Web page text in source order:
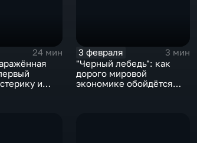
24 мин
и
3 февраля
3 мин
"Черный лебедь": как
дорого мировой
экономике обойдётся